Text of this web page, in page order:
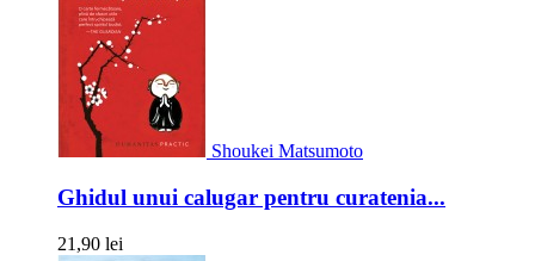
Shoukei Matsumoto
Ghidul unui calugar pentru curatenia...
21,90 lei